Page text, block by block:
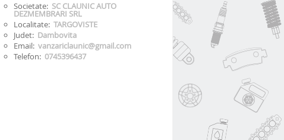
Societate: SC CLAUNIC AUTO
DEZMEMBRARI SRL
Localitate: TARGOVISTE
Judet: Dambovita
Email: vanzariclaunic@gmail.com
Telefon: 0745396437